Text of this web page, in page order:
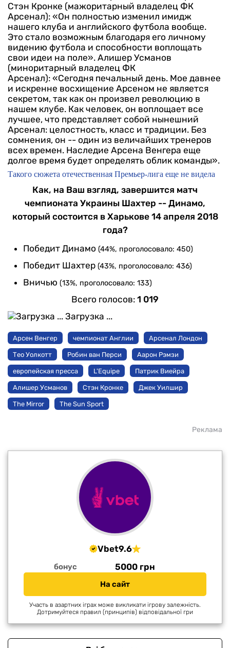
Стэн Кронке (мажоритарный владелец ФК
Арсенал): «Он полностью изменил имидж
нашего клуба и английского футбола вообще.
Это стало возможным благодаря его личному
видению футбола и способности воплощать
свои идеи на поле». Алишер Усманов
(миноритарный владелец ФК
Арсенал): «Сегодня печальный день. Мое давнее
и искренне восхищение Арсеном не является
секретом, так как он произвел революцию в
нашем клубе. Как человек, он воплощает все
лучшее, что представляет собой нынешний
Арсенал: целостность, класс и традиции. Без
сомнения, он -- один из величайших тренеров
всех времен. Наследие Арсена Венгера еще
долгое время будет определять облик команды».
Такого сюжета отечественная Премьер-лига еще не видела
Как, на Ваш взгляд, завершится матч
чемпионата Украины Шахтер -- Динамо,
который состоится в Харькове 14 апреля 2018
года?
Победит Динамо (44%, проголосовало: 450)
Победит Шахтер (43%, проголосовало: 436)
Вничью (13%, проголосовало: 133)
Всего голосов: 1 019
Загрузка ...
Арсен Венгер чемпионат Англии Арсенал Лондон
Тео Уолкотт Робин ван Перси Аарон Рэмзи
европейская пресса L'Equipe Патрик Виейра
Алишер Усманов Стэн Кронке Джек Уилшир
The Mirror The Sun Sport
Реклама
Vbet9.6
бонус 5000 грн
На сайт
Участь в азартних іграх може викликати ігрову залежність.
Дотримуйтеся правил (принципів) відповідальної гри